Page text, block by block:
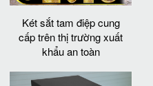
Két sắt tam điệp cung
cấp trên thị trường xuất
khẩu an toàn